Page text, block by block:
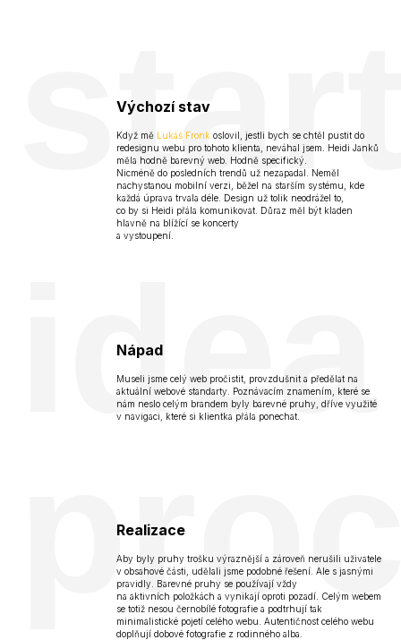
Výchozí stav
Když mě Lukáš Fronk oslovil, jestli bych se chtěl pustit do
redesignu webu pro tohoto klienta, neváhal jsem. Heidi Janků
měla hodně barevný web. Hodně specifický.
Nicméně do posledních trendů už nezapadal. Neměl
nachystanou mobilní verzi, běžel na starším systému, kde
každá úprava trvala déle. Design už tolik neodrážel to,
co by si Heidi přála komunikovat. Důraz měl být kladen
hlavně na blížící se koncerty
a vystoupení.
Nápad
Museli jsme celý web pročistit, provzdušnit a předělat na
aktuální webové standarty. Poznávacím znamením, které se
nám neslo celým brandem byly barevné pruhy, dříve využité
v navigaci, které si klientka přála ponechat.
idea
Realizace
Aby byly pruhy trošku výraznější a zároveň nerušili uživatele
v obsahové části, udělali jsme podobné řešení. Ale s jasnými
pravidly. Barevné pruhy se používají vždy
na aktivních položkách a vynikají oproti pozadí. Celým webem
se totiž nesou černobílé fotografie a podtrhují tak
minimalistické pojetí celého webu. Autentičnost celého webu
doplňují dobové fotografie z rodinného alba.